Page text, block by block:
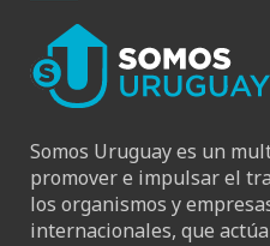
Somos Uruguay es un
promover e impulsar el
los organismos y
internacionales, que